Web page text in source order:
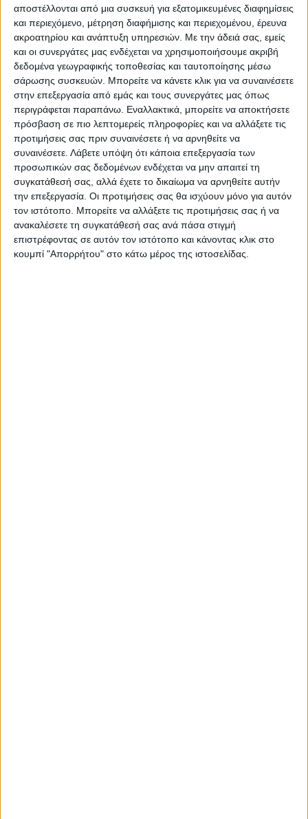
αποστέλλονται από μια συσκευή για εξατομικευμένες διαφημίσεις
και περιεχόμενο, μέτρηση διαφήμισης και περιεχομένου, έρευνα
ακροατηρίου και ανάπτυξη υπηρεσιών. Με την άδειά σας, εμείς
και οι συνεργάτες μας ενδέχεται να χρησιμοποιήσουμε ακριβή
δεδομένα γεωγραφικής τοποθεσίας και ταυτοποίησης μέσω
σάρωσης συσκευών. Μπορείτε να κάνετε κλικ για να συναινέσετε
στην επεξεργασία από εμάς και τους συνεργάτες μας όπως
περιγράφεται παραπάνω. Εναλλακτικά, μπορείτε να αποκτήσετε
πρόσβαση σε πιο λεπτομερείς πληροφορίες και να αλλάξετε τις
προτιμήσεις σας πριν συναινέσετε ή να αρνηθείτε να
συναινέσετε. Λάβετε υπόψη ότι κάποια επεξεργασία των
προσωπικών σας δεδομένων ενδέχεται να μην απαιτεί τη
συγκατάθεσή σας, αλλά έχετε το δικαίωμα να αρνηθείτε αυτήν
την επεξεργασία. Οι προτιμήσεις σας θα ισχύουν μόνο για αυτόν
τον ιστότοπο. Μπορείτε να αλλάξετε τις προτιμήσεις σας ή να
ανακαλέσετε τη συγκατάθεσή σας ανά πάσα στιγμή
επιστρέφοντας σε αυτόν τον ιστότοπο και κάνοντας κλικ στο
κουμπί "Απορρήτου" στο κάτω μέρος της ιστοσελίδας.
ΝΕΟΣ ΑΓΩΝ
Η Αρχαιότερη Καθημερινή Πρωινή Εφημερίδα της Καρδίτσας
ΠΑΡΟΜΟΙΑ ΑΡΘΡΑ